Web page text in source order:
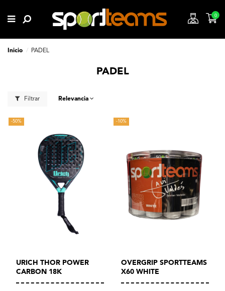
0
Inicio PADEL
PADEL
Filtrar Relevancia
-50%
URICH THOR POWER
CARBON 18K
-10%
OVERGRIP SPORTTEAMS
X60 WHITE